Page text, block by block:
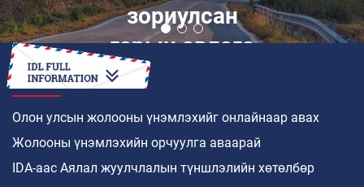
зориулсан
гарын авлага
ХЭРХЭН
Олон улсын жолооны үнэмлэхийг онлайнаар авах
Жолооны үнэмлэхийн орчуулга аваарай
IDA-аас Аялал жуулчлалын түншлэлийн хөтөлбөр